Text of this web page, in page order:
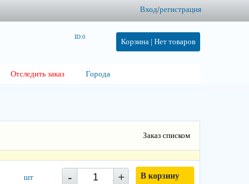
Вход/регистрация
Корзина | Нет товаров
ID:0
Отследить заказ Города
Заказ списком
шт - + В корзину